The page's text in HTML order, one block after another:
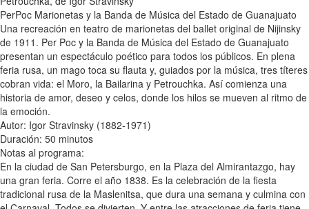
PerPoc Marionetas y la Banda de Música del Estado de Guanajuato
Una recreación en teatro de marionetas del ballet original de Nijinsky
de 1911. Per Poc y la Banda de Música del Estado de Guanajuato
presentan un espectáculo poético para todos los públicos. En plena
feria rusa, un mago toca su flauta y, guiados por la música, tres títeres
cobran vida: el Moro, la Bailarina y Petrouchka. Así comienza una
historia de amor, deseo y celos, donde los hilos se mueven al ritmo de
la emoción.
Autor: Igor Stravinsky (1882-1971)
Duración: 50 minutos
Notas al programa:
En la ciudad de San Petersburgo, en la Plaza del Almirantazgo, hay
una gran feria. Corre el año 1838. Es la celebración de la fiesta
tradicional rusa de la Maslenitsa, que dura una semana y culmina con